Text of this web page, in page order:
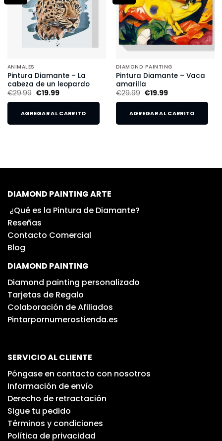
ANIMALES
Pintura Diamante – La
cabeza de un leopardo
€29.99 €19.99
AGREGAR AL CARRITO
DIAMOND PAINTING
Pintura Diamante – Vaca
amarilla
€29.99 €19.99
AGREGAR AL CARRITO
DIAMOND PAINTING ARTE
¿Qué es la Pintura de Diamante?
Reseñas
Contacto Comercial
Blog
DIAMOND PAINTING
Diamond painting personalizado
Tarjetas de Regalo
Colaboración de Afiliados
Pintarpornumerostienda.es
SERVICIO AL CLIENTE
Póngase en contacto con nosotros
Información de envío
Derecho de retractación
Sigue tu pedido
Términos y condiciones
Política de privacidad